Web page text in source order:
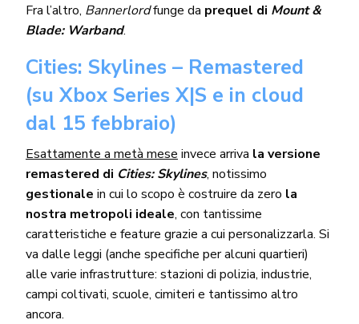
Fra l’altro, Bannerlordfunge da prequel di Mount &
Blade: Warband.
Cities: Skylines – Remastered
(su Xbox Series X|S e in cloud
dal 15 febbraio)
Esattamente a metà mese invece arriva la versione
remastered di Cities: Skylines, notissimo
gestionale in cui lo scopo è costruire da zero la
nostra metropoli ideale, con tantissime
caratteristiche e feature grazie a cui personalizzarla. Si
va dalle leggi (anche specifiche per alcuni quartieri)
alle varie infrastrutture: stazioni di polizia, industrie,
campi coltivati, scuole, cimiteri e tantissimo altro
ancora.